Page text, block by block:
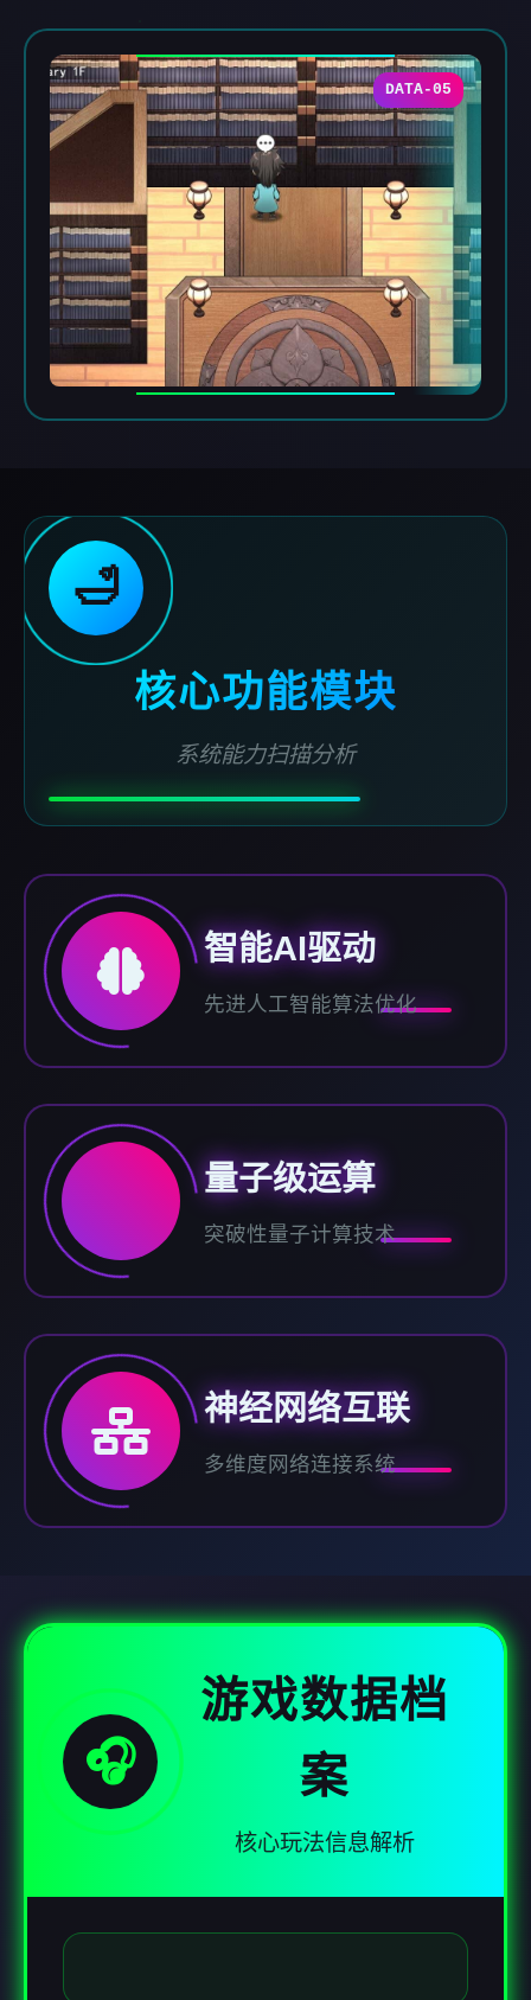
DATA-05
🛁
核心功能模块
系统能力扫描分析
智能AI驱动
先进人工智能算法优化
量子级运算
突破性量子计算技术
神经网络互联
多维度网络连接系统
🎧
游戏数据档
案
核心玩法信息解析